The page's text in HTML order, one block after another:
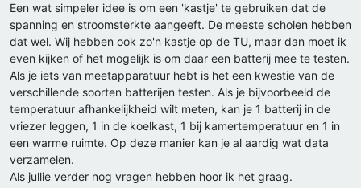
Een wat simpeler idee is om een 'kastje' te gebruiken dat de
spanning en stroomsterkte aangeeft. De meeste scholen hebben
dat wel. Wij hebben ook zo'n kastje op de TU, maar dan moet ik
even kijken of het mogelijk is om daar een batterij mee te testen.
Als je iets van meetapparatuur hebt is het een kwestie van de
verschillende soorten batterijen testen. Als je bijvoorbeeld de
temperatuur afhankelijkheid wilt meten, kan je 1 batterij in de
vriezer leggen, 1 in de koelkast, 1 bij kamertemperatuur en 1 in
een warme ruimte. Op deze manier kan je al aardig wat data
verzamelen.
Als jullie verder nog vragen hebben hoor ik het graag.